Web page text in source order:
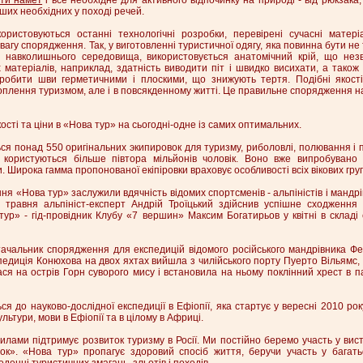
необхідних у поході речей.
останні технологічні розробки, перевірені сучасні
спорядження. Так, у виготовленні туристичної одягу, яка повинна бути
середовища, використовується анатомічний крій, що
матеріалів, наприклад, здатність виводити піт і швидко висихати, а також
шви герметичними і плоскими, що знижують тертя. Подібні якості
туризмом, але і в повсякденному житті. Це правильне спорядження
та ціни в «Нова тур» на сьогодні-одне із самих оптимальних.
понад 550 оригінальних экипировок для туризму, риболовлі, полювання і
більше півтора мільйонів чоловік. Воно вже випробувано
гамма пропонованої екіпіровки враховує особливості всіх вікових
«Нова тур» заслужили вдячність відомих спортсменів - альпіністів і
альпініст-експерт Андрій Троїцький здійснив успішне
- гід-провідник Клубу «7 вершин» Максим Богатирьов у квітні в складі
спорядження для експедицій відомого російського мандрівника
Конюхова на двох яхтах вийшла з чилійського порту Пуерто Вільямс,
на острів Горн суворого мису і встановила на ньому поклінний хрест в
до науково-дослідної експедиції в Ефіопії, яка стартує у вересні 2010
мови в Ефіопії та в цілому в Африці.
підтримує розвиток туризму в Росії. Ми постійно беремо участь у
«Нова тур» пропагує здоровий спосіб життя, беручи участь у